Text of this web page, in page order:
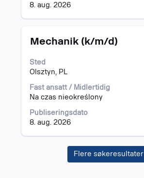
8. aug. 2026
jobbinformasjonen.
Tittel
Mechanik (k/m/d)
Sted
Olsztyn, PL
Fast ansatt / Midlertidig
Na czas nieokreślony
Publiseringsdato
8. aug. 2026
Velg
mellomromstasten
for
vise
det
innholdet
i
jobbinformasjonen.
Flere søkeresultater